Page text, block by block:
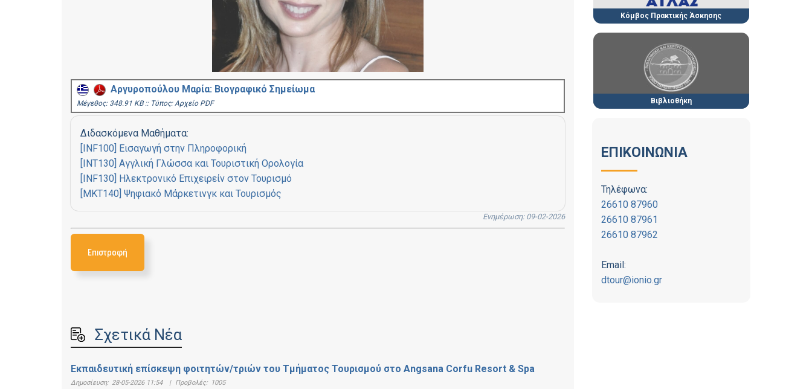
Αργυροπούλου Μαρία: Βιογραφικό Σημείωμα
Mέγεθος: 348.91 KB :: Τύπος: Αρχείο PDF
Διδασκόμενα Μαθήματα:
[INF100] Εισαγωγή στην Πληροφορική
[INT130] Αγγλική Γλώσσα και Τουριστική Ορολογία
[INF130] Ηλεκτρονικό Επιχειρείν στον Τουρισμό
[MKT140] Ψηφιακό Μάρκετινγκ και Τουρισμός
Ενημέρωση: 09-02-2026
Επιστροφή
Σχετικά Νέα
Εκπαιδευτική επίσκεψη φοιτητών/τριών του Τμήματος Τουρισμού στο Angsana Corfu Resort & Spa
Δημοσίευση: 28-05-2026 11:54 | Προβολές: 1005
Κόμβος Πρακτικής Άσκησης
Βιβλιοθήκη
ΕΠΙΚΟΙΝΩΝΙΑ
Τηλέφωνα:
26610 87960
26610 87961
26610 87962
Email:
dtour@ionio.gr